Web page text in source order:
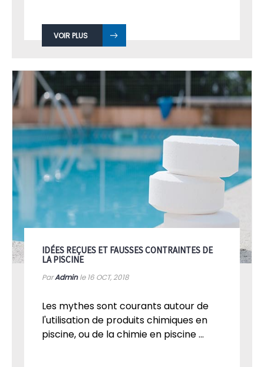
VOIR PLUS
IDÉES REÇUES ET FAUSSES CONTRAINTES DE
LA PISCINE
ParAdminle 16 OCT, 2018
Les mythes sont courants autour de
l'utilisation de produits chimiques en
piscine, ou de la chimie en piscine ...